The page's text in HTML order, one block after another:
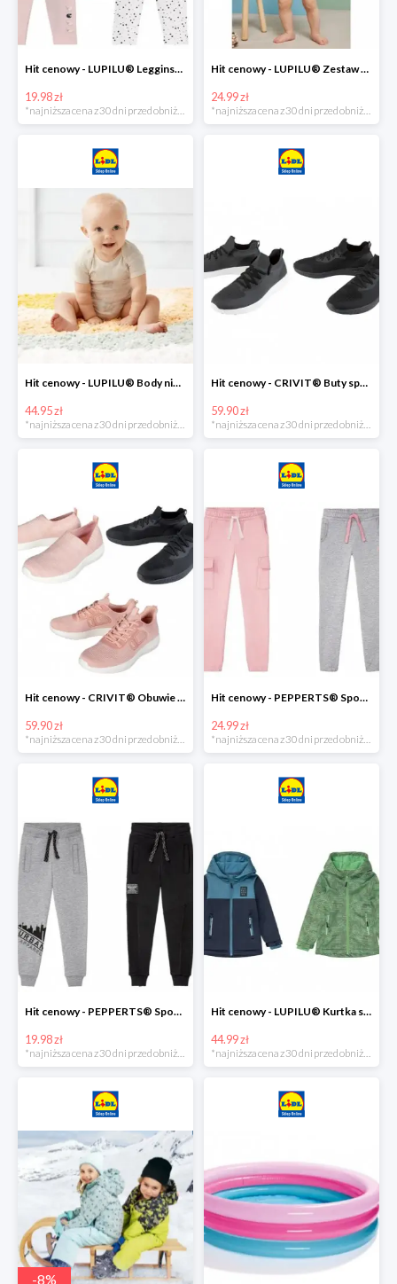
Hit cenowy - LUPILU® Legginsy niemowlęce z biobawełną, 2 pary
19.98 zł
Hit cenowy - LUPILU® Zestaw dziecięcy z biobawełny (body + koszulka + spodenki), 1 komplet
24.99 zł
Hit cenowy - LUPILU® Body niemowlęce z biobawełny, z krótkim rękawem, 5 sztuk
44.95 zł
*najniższa cena z 30 dni przed obniżką
Hit cenowy - CRIVIT® Buty sportowe chłopięce WellWalk, 1 para
59.90 zł
*najniższa cena z 30 dni przed obniżką
Hit cenowy - CRIVIT® Obuwie dziewczęce sportowe i na co dzień, 1 para
59.90 zł
Hit cenowy - PEPPERTS® Spodnie dresowe dziewczęce, 1 para
24.99 zł
Hit cenowy - PEPPERTS® Spodnie dresowe chłopięce, 1 para
19.98 zł
Hit cenowy - LUPILU® Kurtka softshell chłopięca, 1 sztuka
44.99 zł
-8%